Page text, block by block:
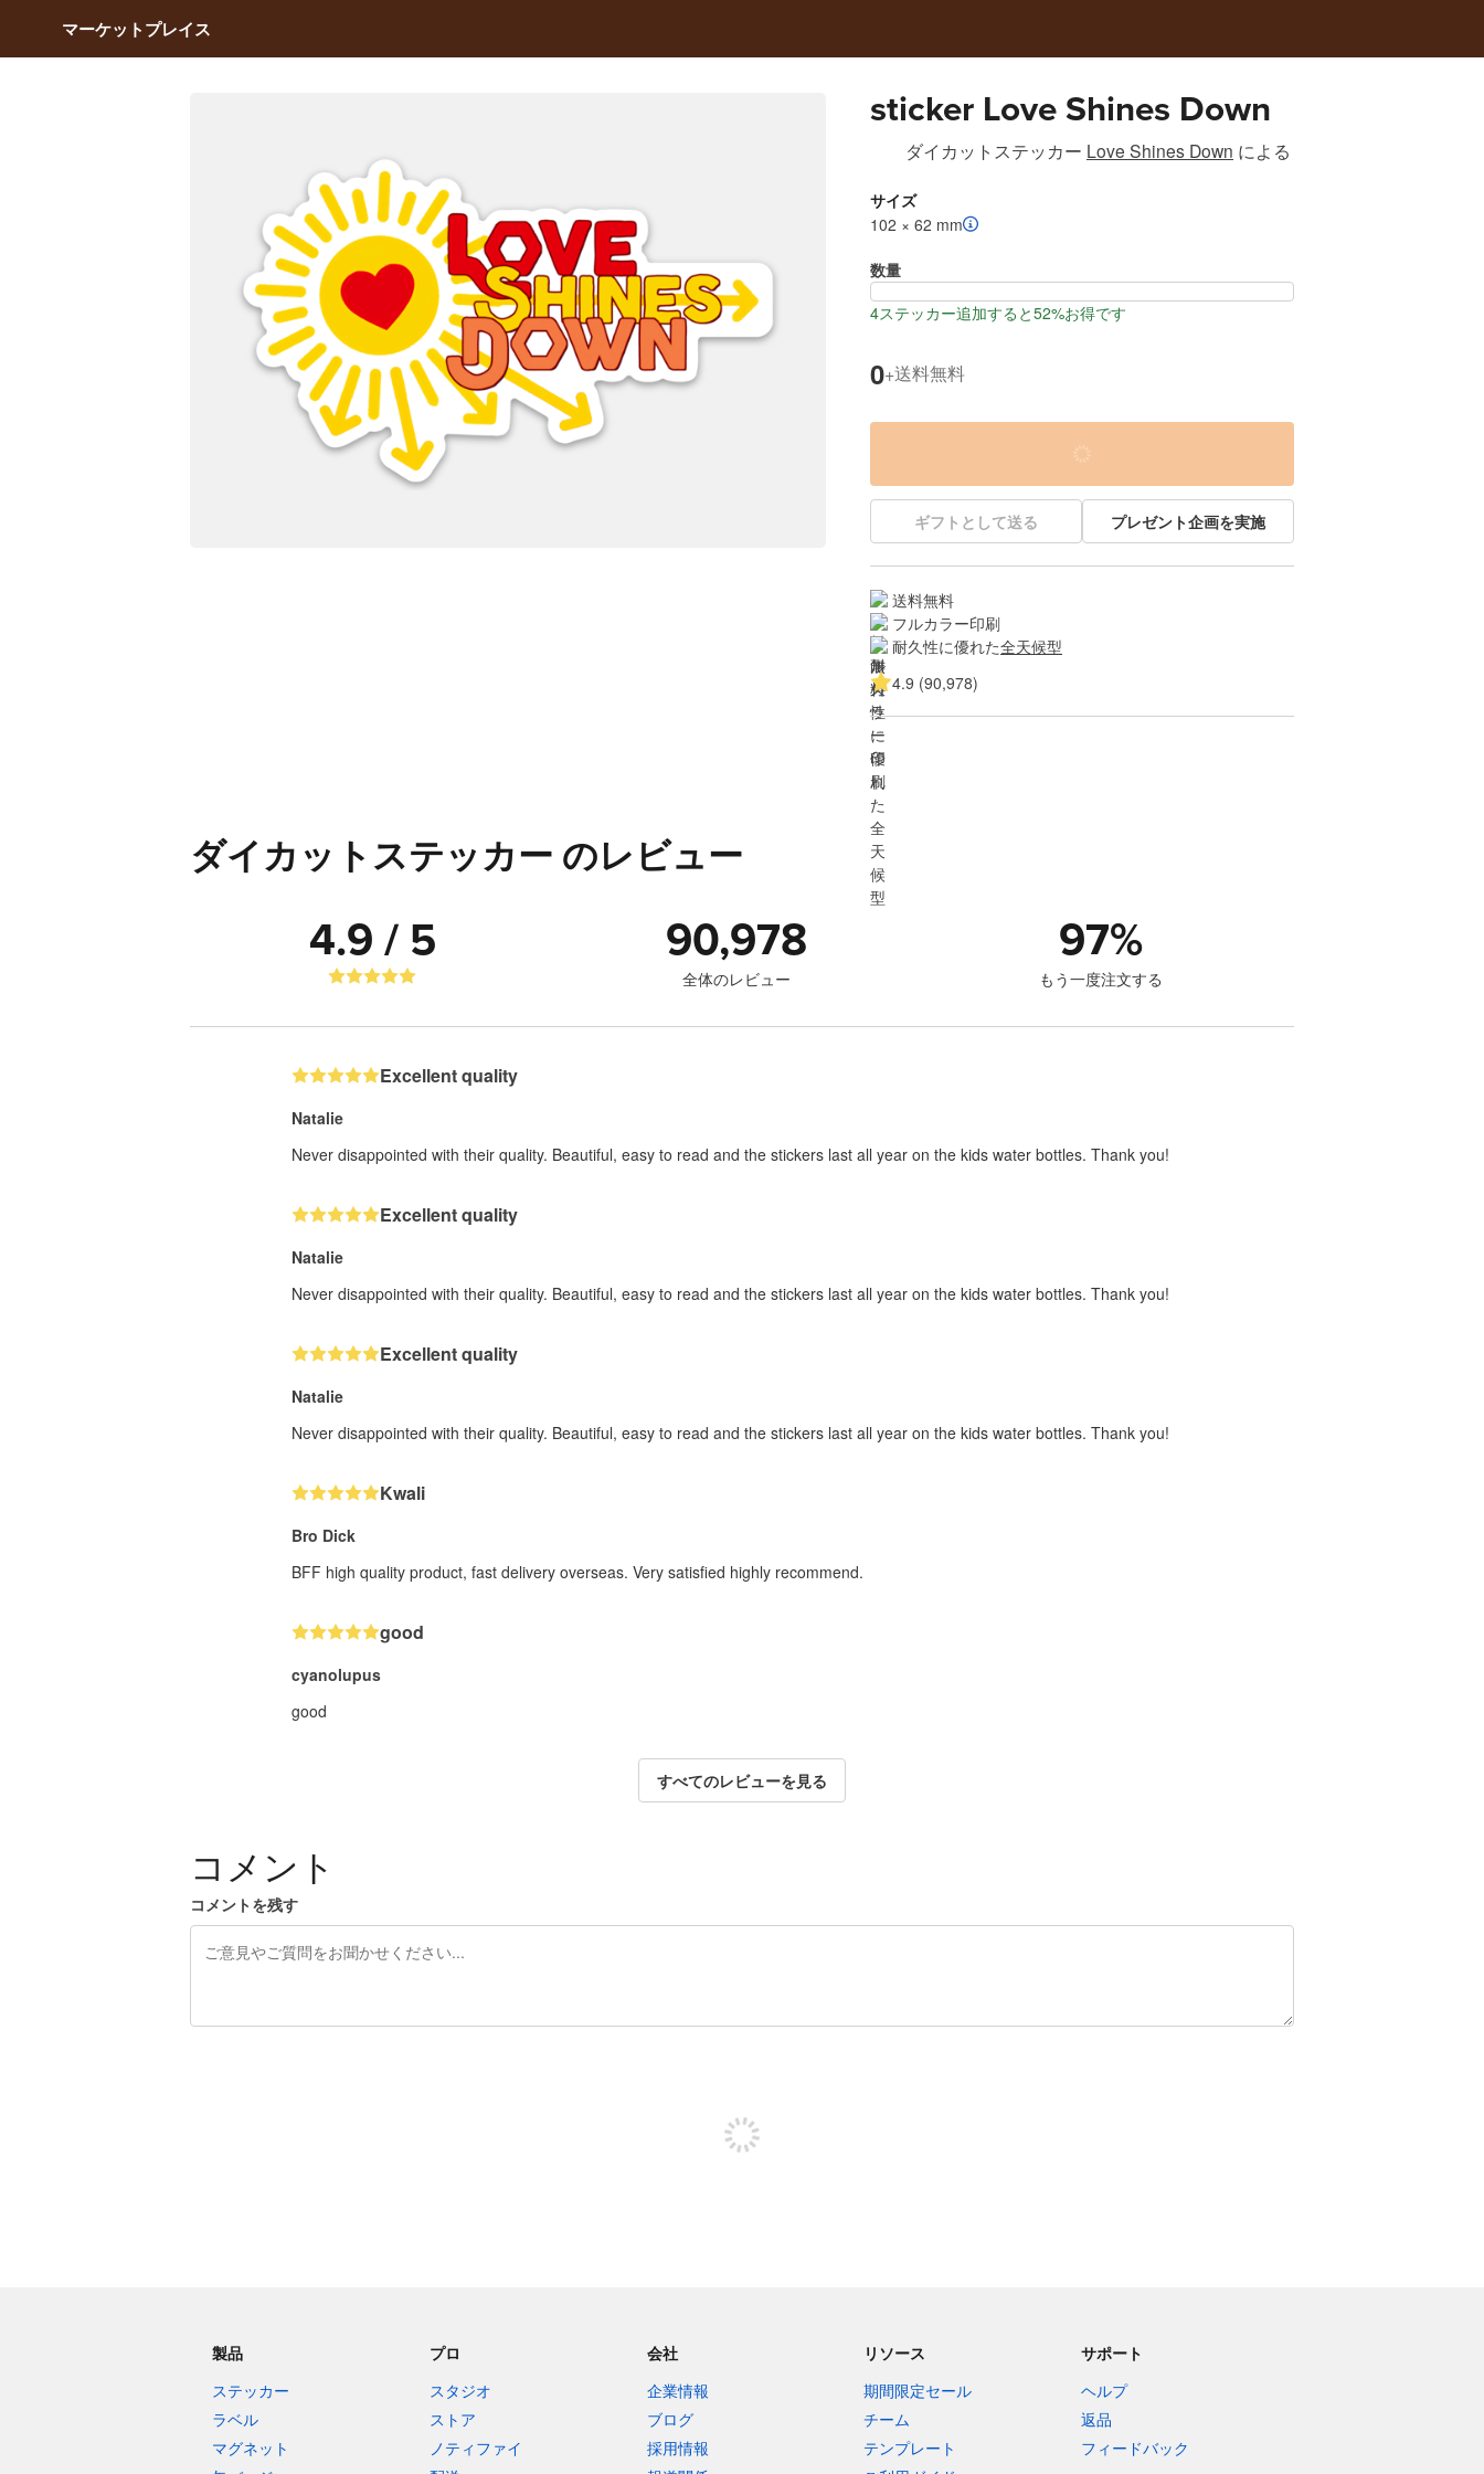
マーケットプレイス
sticker Love Shines Down
ダイカットステッカー Love Shines Down による
サイズ
102 × 62 mm
数量
4ステッカー追加すると52%お得です
0+送料無料
ギフトとして送る プレゼント企画を実施
送料無料
フルカラー印刷
耐久性に優れた全天候型
4.9 (90,978)
ダイカットステッカー のレビュー
4.9 / 5 90,978
全体のレビュー
97%
もう一度注文する
Excellent quality
Natalie
Never disappointed with their quality. Beautiful, easy to read and the stickers last all year on the kids water bottles. Thank you!
Excellent quality
Natalie
Never disappointed with their quality. Beautiful, easy to read and the stickers last all year on the kids water bottles. Thank you!
Excellent quality
Natalie
Never disappointed with their quality. Beautiful, easy to read and the stickers last all year on the kids water bottles. Thank you!
Kwali
Bro Dick
BFF high quality product, fast delivery overseas. Very satisfied highly recommend.
good
cyanolupus
good
すべてのレビューを見る
コメント
コメントを残す
製品
ステッカー
ラベル
マグネット
プロ
スタジオ
ストア
ノティファイ
会社
企業情報
ブログ
採用情報
リソース
期間限定セール
チーム
テンプレート
サポート
ヘルプ
返品
フィードバック